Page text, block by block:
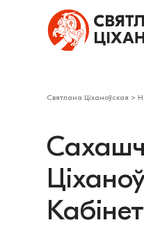
Святлана Ціханоўская >